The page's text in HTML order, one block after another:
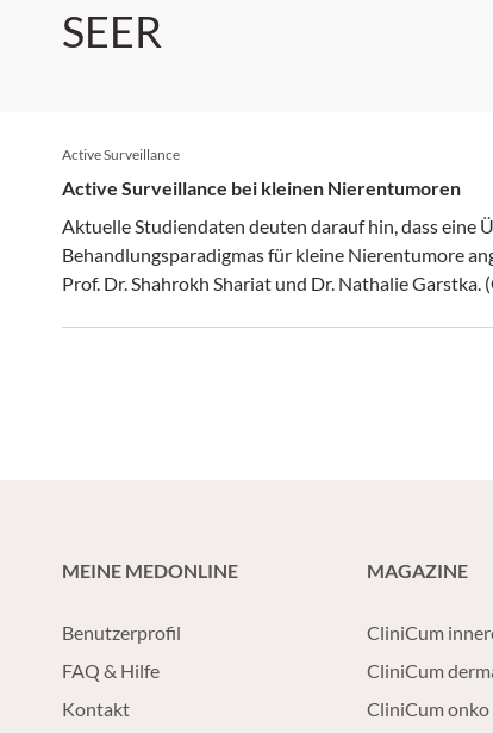
SEER
Active Surveillance
Active Surveillance bei kleinen Nierentumoren
Aktuelle Studiendaten deuten darauf hin, dass eine
Behandlungsparadigmas für kleine Nierentumore
Prof. Dr. Shahrokh Shariat und Dr. Nathalie
MEINE MEDONLINE
Benutzerprofil
FAQ & Hilfe
Kontakt
MAGAZINE
CliniCum
CliniCum
CliniCum onko